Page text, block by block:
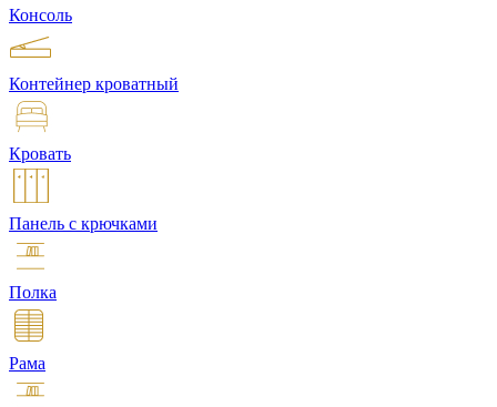
Консоль
Контейнер кроватный
Кровать
Панель с крючками
Полка
Рама